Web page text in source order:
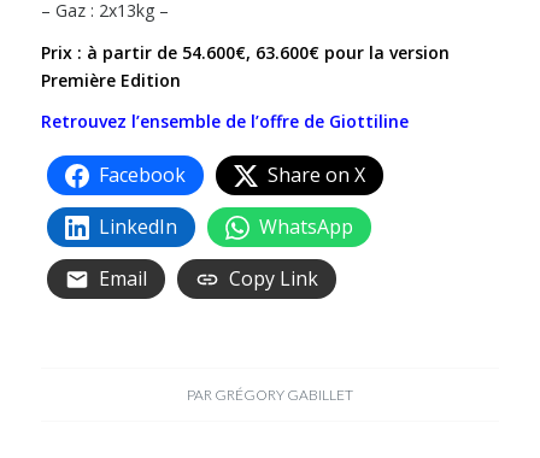
– Gaz : 2x13kg –
Prix : à partir de 54.600€, 63.600€ pour la version
Première Edition
Retrouvez l’ensemble de l’offre de Giottiline
Facebook
Share on X
LinkedIn
WhatsApp
Email
Copy Link
PAR GRÉGORY GABILLET